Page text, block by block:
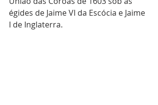
égides de Jaime VI da Escócia e Jaime
I de Inglaterra.